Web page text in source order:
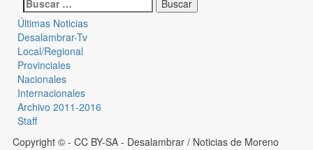
Últimas Noticias
Desalambrar-Tv
Local/Regional
Provinciales
Nacionales
Internacionales
Archivo 2011-2016
Staff
Copyright © - CC BY-SA - Desalambrar / Noticias de Moreno